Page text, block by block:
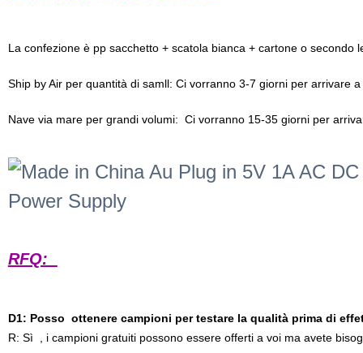
La confezione è pp sacchetto + scatola bianca + cartone o secondo
Ship by Air per quantità di samll: Ci vorranno 3-7 giorni per arrivare
Nave via mare per grandi volumi: Ci vorranno 15-35 giorni per
RFQ:
D1: Posso ottenere campioni per testare la qualità prima di
R: Sì , i campioni gratuiti possono essere offerti a voi ma avete